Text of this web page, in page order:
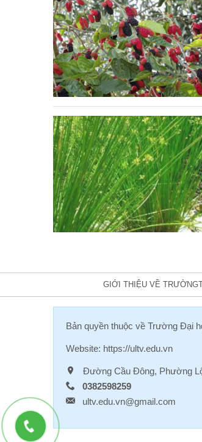
GIỚI THIỆU VỀ TRƯỜNG
Bản quyền thuộc về Trường Đại
Website: https://ultv.edu.vn
Đường Cầu Đông, Phường
0382598259
ultv.edu.vn@gmail.com